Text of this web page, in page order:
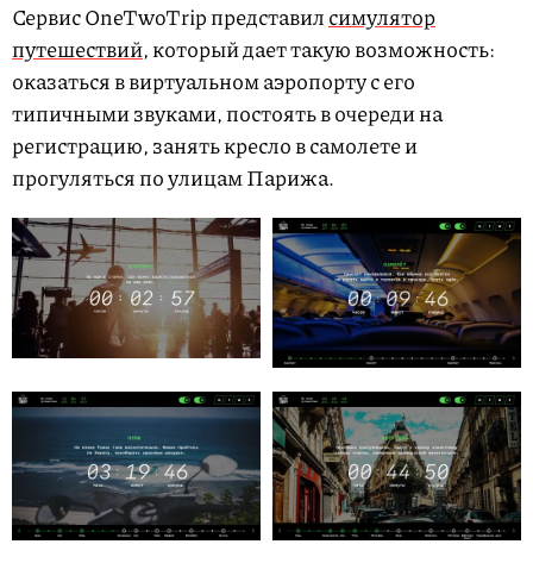
Сервис OneTwoTrip представилсимулятор
путешествий, который дает такую возможность:
оказаться в виртуальном аэропорту с его
типичными звуками, постоять в очереди на
регистрацию, занять кресло в самолете и
прогуляться по улицам Парижа.